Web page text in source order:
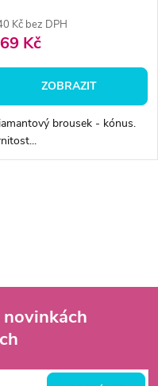
Kč bez DPH
Kč
ZOBRAZIT
brousek - kónus.